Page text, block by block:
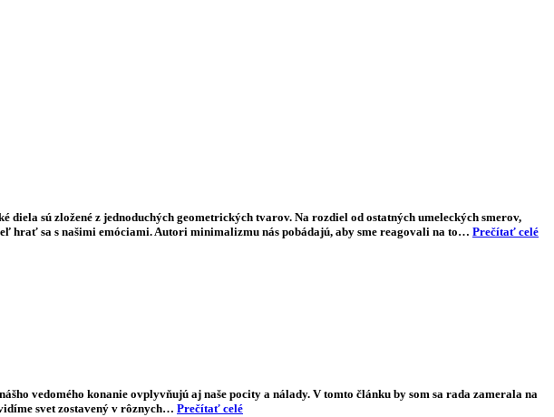
sú zložené z jednoduchých geometrických tvarov. Na rozdiel od ostatných umeleckých smerov,
hrať sa s našimi emóciami. Autori minimalizmu nás pobádajú, aby sme reagovali na to… Prečítať celé
vedomého konanie ovplyvňujú aj naše pocity a nálady. V tomto článku by som sa rada zamerala na
svet zostavený v rôznych… Prečítať celé